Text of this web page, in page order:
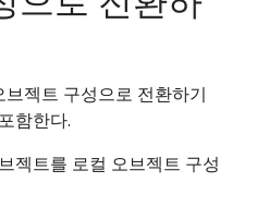
젝트 구성으로 전환하기
함한다.
젝트를 로컬 오브젝트 구성